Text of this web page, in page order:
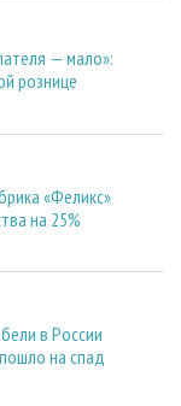
— мало»:
рознице
«Феликс»
на 25%
в России
на спад